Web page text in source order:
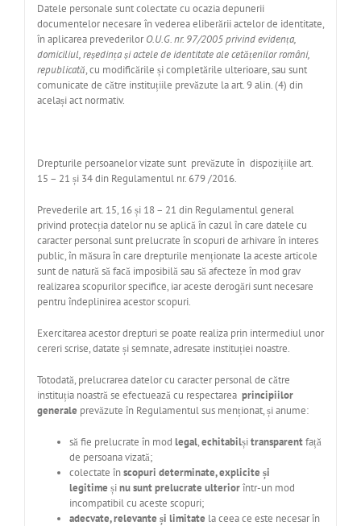
Datele personale sunt colectate cu ocazia depunerii
documentelor necesare în vederea eliberării actelor de identitate,
în aplicarea prevederilorO.U.G. nr. 97/2005 privind evidența,
domiciliul, reședința și actele de identitate ale cetățenilor români,
republicată, cu modificările și completările ulterioare, sau sunt
comunicate de către instituțiile prevăzute la art. 9 alin. (4) din
același act normativ.
Drepturile persoanelor vizate sunt prevăzute în dispozițiile art.
15 – 21 și 34 din Regulamentul nr. 679 /2016.
Prevederile art. 15, 16 și 18 – 21 din Regulamentul general
privind protecția datelor nu se aplică în cazul în care datele cu
caracter personal sunt prelucrate în scopuri de arhivare în interes
public, în măsura în care drepturile menționate la aceste articole
sunt de natură să facă imposibilă sau să afecteze în mod grav
realizarea scopurilor specifice, iar aceste derogări sunt necesare
pentru îndeplinirea acestor scopuri.
Exercitarea acestor drepturi se poate realiza prin intermediul unor
cereri scrise, datate și semnate, adresate instituției noastre.
Totodată, prelucrarea datelor cu caracter personal de către
instituția noastră se efectuează cu respectarea principiilor
generale prevăzute în Regulamentul sus menționat, și anume:
să fie prelucrate în mod legal,echitabilșitransparentfață
de persoana vizată;
colectate înscopuri determinate, explicite și
legitime șinu sunt prelucrate ulteriorîntr-un mod
incompatibil cu aceste scopuri;
adecvate, relevante și limitate la ceea ce este necesar în